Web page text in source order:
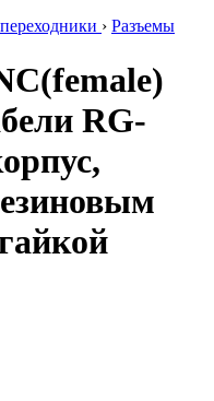
› Разъемы
RG-